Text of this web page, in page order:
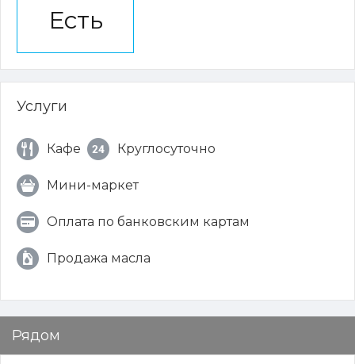
Есть
Услуги
Кафе Круглосуточно
Мини-маркет
Оплата по банковским картам
Продажа масла
Рядом